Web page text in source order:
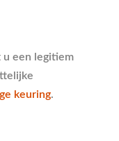
u een legitiem
keuring.